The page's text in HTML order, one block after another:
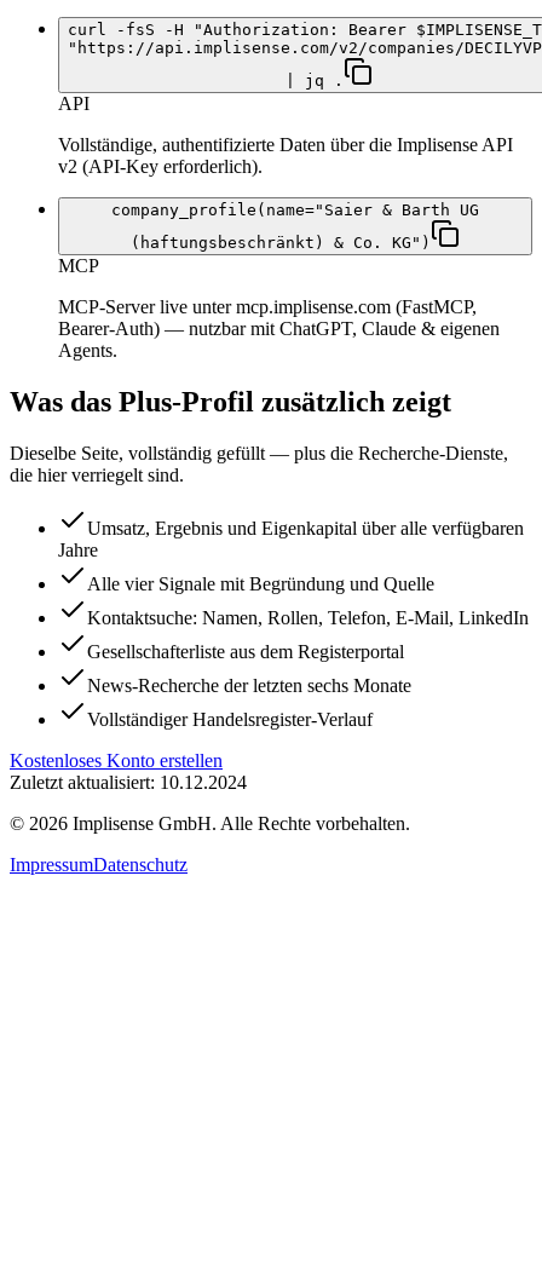
curl -fsS -H "Authorization: Bearer
"https://api.implisense.com/v2/companies/
| jq .
API
Vollständige, authentifizierte Daten über die Implisense API
v2 (API-Key erforderlich).
company_profile(name="Saier & Barth UG
(haftungsbeschränkt) & Co. KG")
MCP
MCP-Server live unter mcp.implisense.com (FastMCP,
Bearer-Auth) — nutzbar mit ChatGPT, Claude & eigenen
Agents.
Was das Plus-Profil zusätzlich zeigt
Dieselbe Seite, vollständig gefüllt — plus die Recherche-Dienste,
die hier verriegelt sind.
Umsatz, Ergebnis und Eigenkapital über alle verfügbaren
Jahre
Alle vier Signale mit Begründung und Quelle
Kontaktsuche: Namen, Rollen, Telefon, E-Mail, LinkedIn
Gesellschafterliste aus dem Registerportal
News-Recherche der letzten sechs Monate
Vollständiger Handelsregister-Verlauf
Kostenloses Konto erstellen
Zuletzt aktualisiert: 10.12.2024
© 2026 Implisense GmbH. Alle Rechte vorbehalten.
ImpressumDatenschutz